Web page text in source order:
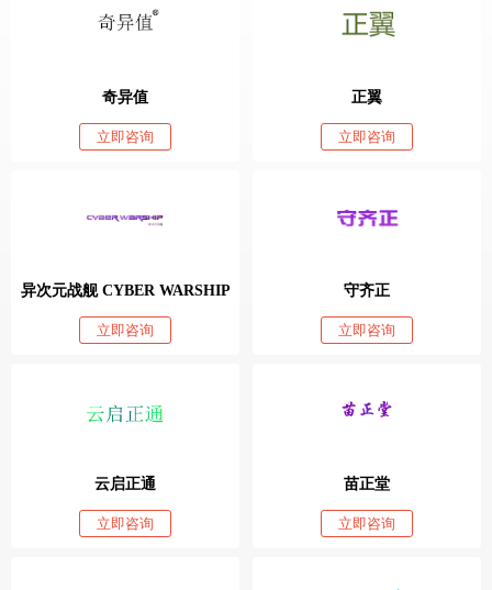
奇异值
立即咨询
正翼
立即咨询
异次元战舰 CYBER WARSHIP
立即咨询
守齐正
立即咨询
云启正通
立即咨询
苗正堂
立即咨询